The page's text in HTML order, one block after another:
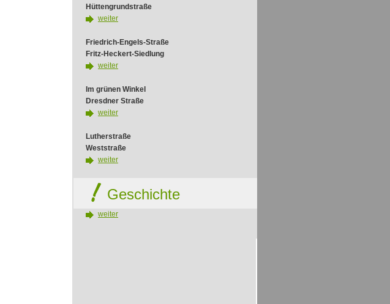
Hüttengrundstraße
weiter
Friedrich-Engels-Straße
Fritz-Heckert-Siedlung
weiter
Im grünen Winkel
Dresdner Straße
weiter
Lutherstraße
Weststraße
weiter
Geschichte
weiter